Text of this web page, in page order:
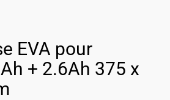
EVA pour
+ 2.6Ah 375 x